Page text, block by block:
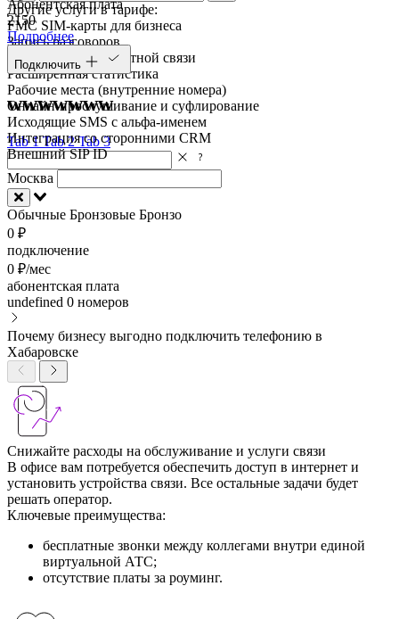
Другие услуги в тарифе:
FMC SIM-карты для бизнеса
Запись разговоров
Умный виджет обратной связи
Расширенная статистика
Рабочие места (внутренние номера)
Онлайн-прослушивание и суфлирование
Исходящие SMS с альфа-именем
Интеграция со сторонними CRM
Внешний SIP ID
Абонентская плата
2150
Подробнее
Подключить
wwwwwww
Tab 1Tab 2Tab 3
Москва
Обычные Бронзовые Бронзо
0 ₽
подключение
0 ₽/мес
абонентская плата
undefined 0 номеров
Почему бизнесу выгодно подключить телефонию в
Хабаровске
Снижайте расходы на обслуживание и услуги связи
В офисе вам потребуется обеспечить доступ в интернет и
установить устройства связи. Все остальные задачи будет
решать оператор.
Ключевые преимущества:
бесплатные звонки между коллегами внутри единой
виртуальной АТС;
отсутствие платы за роуминг.